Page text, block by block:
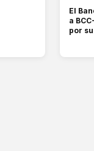
El
a
por